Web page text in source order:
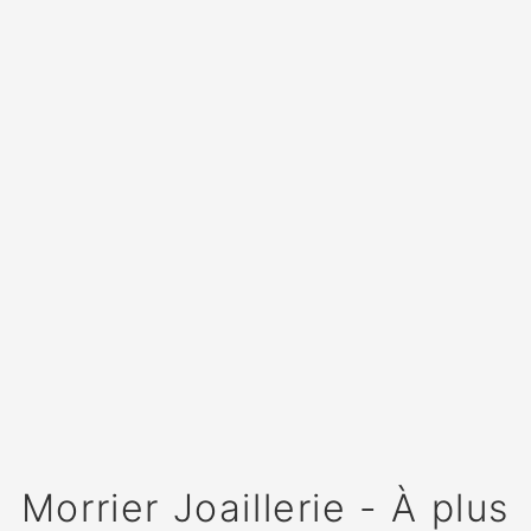
Morrier Joaillerie - À plus